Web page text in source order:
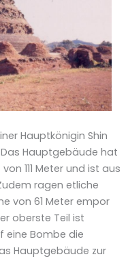
Hauptkönigin Shin
Das Hauptgebäude hat
111 Meter und ist aus
ragen etliche
von 61 Meter empor
oberste Teil ist
eine Bombe die
Hauptgebäude zur